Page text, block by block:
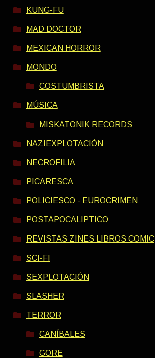
KUNG-FU
MAD DOCTOR
MEXICAN HORROR
MONDO
COSTUMBRISTA
MÚSICA
MISKATONIK RECORDS
NAZIEXPLOTACIÓN
NECROFILIA
PICARESCA
POLICIESCO - EUROCRIMEN
POSTAPOCALIPTICO
REVISTAS ZINES LIBROS COMIC
SCI-FI
SEXPLOTACIÓN
SLASHER
TERROR
CANÍBALES
GORE